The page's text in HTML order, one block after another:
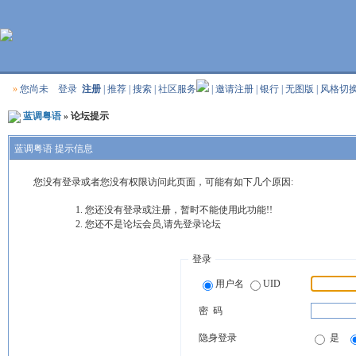
»您尚未 登录 注册| 推荐| 搜索| 社区服务 | 邀请注册| 银行 无图版 风格切
蓝调粤语» 论坛提示
蓝调粤语 提示信息
您没有登录或者您没有权限访问此页面，可能有如下几个原因:
您还没有登录或注册，暂时不能使用此功能!!
您还不是论坛会员,请先登录论坛
登录
用户名 UID
密 码
隐身登录 是